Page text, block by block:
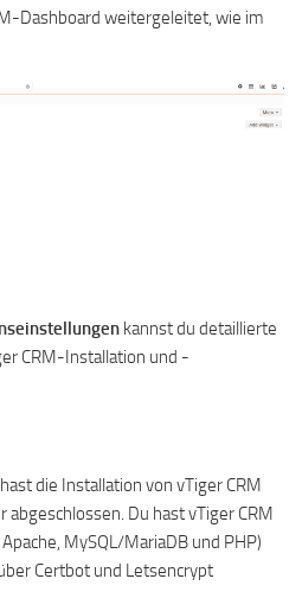
Dashboard weitergeleitet, wie im
kannst du detaillierte
CRM-Installation und -
die Installation von vTiger CRM
Du hast vTiger CRM
MySQL/MariaDB und PHP)
Certbot und Letsencrypt